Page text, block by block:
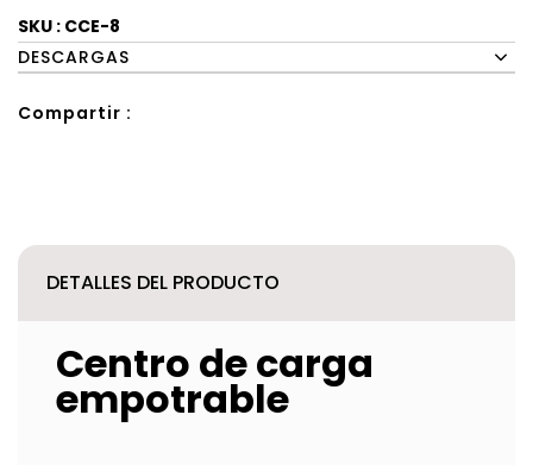
SKU : CCE-8
DESCARGAS
Compartir :
DETALLES DEL PRODUCTO
Centro de carga
empotrable